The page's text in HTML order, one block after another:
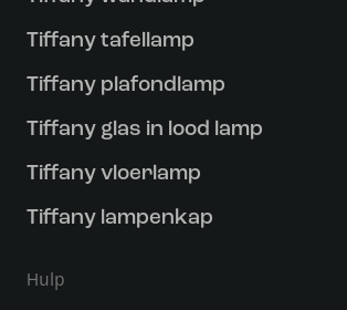
Tiffany tafellamp
Tiffany plafondlamp
Tiffany glas in lood lamp
Tiffany vloerlamp
Tiffany lampenkap
Hulp